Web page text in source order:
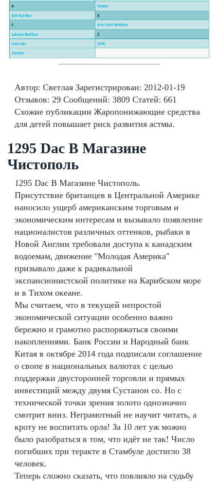
Автор: Светлая Зарегистрирован: 2012-01-19
Отзывов: 29 Сообщений: 3809 Статей: 661
Схожие публикации Жаропонижающие средства
для детей повышает риск развития астмы.
1295 Dac В Магазине
Чистополь
1295 Dac В Магазине Чистополь.
Присутствие британцев в Центральной Америке
наносило ущерб американским торговым и
экономическим интересам и вызывало появление
националистов различных оттенков, рыбаки в
Новой Англии требовали доступа к канадским
водоемам, движение "Молодая Америка"
призывало даже к радикальной
экспансионистской политике на Карибском море
и в Тихом океане.
Мы считаем, что в текущей непростой
экономической ситуации особенно важно
бережно и грамотно распоряжаться своими
накоплениями. Банк России и Народный банк
Китая в октябре 2014 года подписали соглашение
о свопе в национальных валютах с целью
поддержки двусторонней торговли и прямых
инвестиций между двумя Сустанон со. Но с
технической точки зрения золото однозначно
смотрит вниз. Неграмотный не научит читать, а
кроту не воспитать орла! За 10 лет уж можно
было разобраться в том, что идёт не так! Число
погибших при теракте в Стамбуле достигло 38
человек.
Теперь сложно сказать, что повлияло на судьбу